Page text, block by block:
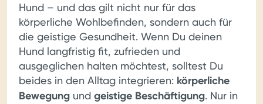
Hund – und das gilt nicht nur für das
körperliche Wohlbefinden, sondern auch für
die geistige Gesundheit. Wenn Du deinen
Hund langfristig fit, zufrieden und
ausgeglichen halten möchtest, solltest Du
beides in den Alltag integrieren: körperliche
Bewegung und geistige Beschäftigung. Nur in